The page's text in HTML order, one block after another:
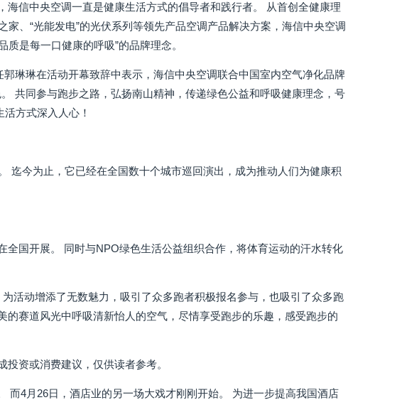
信中央空调一直是健康生活方式的倡导者和践行者。 从首创全健康理
、“光能发电”的光伏系列等领先产品空调产品解决方案，海信中央空调
是每一口健康的呼吸”的品牌理念。
琳琳在活动开幕致辞中表示，海信中央空调联合中国室内空气净化品牌
共同参与跑步之路，弘扬南山精神，传递绿色公益和呼吸健康理念，号
方式深入人心！
迄今为止，它已经在全国数十个城市巡回演出，成为推动人们为健康积
国开展。 同时与NPO绿色生活公益组织合作，将体育运动的汗水转化
活动增添了无数魅力，吸引了众多跑者积极报名参与，也吸引了众多跑
赛道风光中呼吸清新怡人的空气，尽情享受跑步的乐趣，感受跑步的
资或消费建议，仅供读者参考。
而4月26日，酒店业的另一场大戏才刚刚开始。 为进一步提高我国酒店